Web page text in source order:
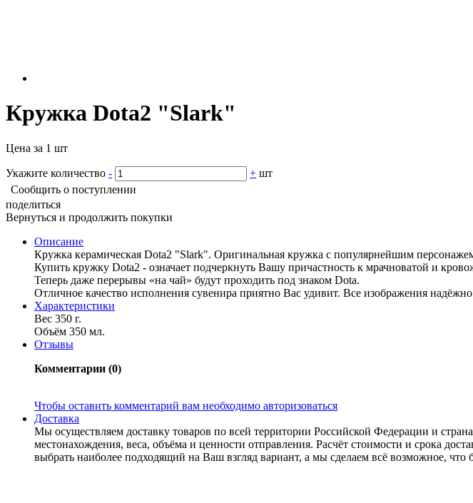
Кружка Dota2 "Slark"
Цена за 1 шт
Укажите количество - + шт
Сообщить о поступлении
поделиться
Вернуться и продолжить покупки
Описание
Кружка керамическая Dota2 "Slark". Оригинальная кружка с популярнейшим
Купить кружку Dota2 - означает подчеркнуть Вашу причастность к мрачноватой и
Теперь даже перерывы «на чай» будут проходить под знаком Dota.
Отличное качество исполнения сувенира приятно Вас удивит. Все изображения
Характериcтики
Вес 350 г.
Объём 350 мл.
Отзывы
Комментарии (0)
Чтобы оставить комментарий вам необходимо авторизоваться
Доставка
Мы осуществляем доставку товаров по всей территории Российской Федерации и
местонахождения, веса, объёма и ценности отправления. Расчёт стоимости и срока
выбрать наиболее подходящий на Ваш взгляд вариант, а мы сделаем всё возможное, что